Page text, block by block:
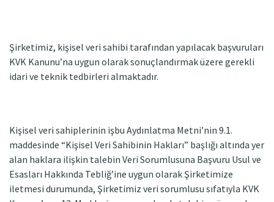
Şirketimiz, kişisel veri sahibi tarafından yapılacak başvuruları
KVK Kanunu’na uygun olarak sonuçlandırmak üzere gerekli
idari ve teknik tedbirleri almaktadır.
Kişisel veri sahiplerinin işbu Aydınlatma Metni’nin 9.1.
maddesinde “Kişisel Veri Sahibinin Hakları” başlığı altında yer
alan haklara ilişkin talebin Veri Sorumlusuna Başvuru Usul ve
Esasları Hakkında Tebliğ’ine uygun olarak Şirketimize
iletmesi durumunda, Şirketimiz veri sorumlusu sıfatıyla KVK